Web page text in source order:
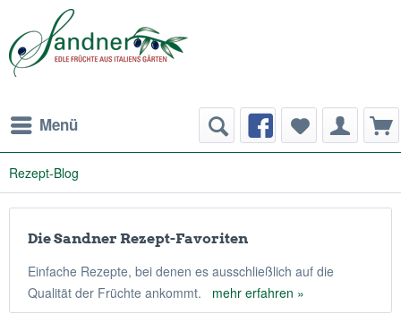
Menü
Rezept-Blog
Die Sandner Rezept-Favoriten
Einfache Rezepte, bei denen es ausschließlich auf die
Qualität der Früchte ankommt. mehr erfahren »